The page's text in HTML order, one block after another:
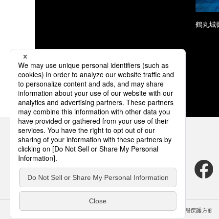
鶴丸城
サイトのご利用にあたって クッキーポリシー 個人情報保護方針